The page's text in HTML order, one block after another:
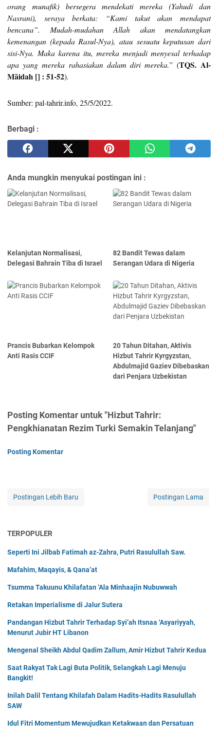
orang munafik) bersegera mendekati mereka (Yahudi dan
Nasrani), seraya berkata: “Kami takut akan mendapat
bencana”. Mudah-mudahan Allah akan mendatangkan
kemenangan (kepada Rasul-Nya), atau sesuatu keputusan dari
sisi-Nya. Maka karena itu, mereka menjadi menyesal terhadap
apa yang mereka rahasiakan dalam diri mereka.” (TQS. Al-
Māidah [] : 51-52).
Sumber: pal-tahrir.info, 25/5/2022.
Berbagi :
Anda mungkin menyukai postingan ini :
Kelanjutan Normalisasi,
Delegasi Bahrain Tiba di Israel
82 Bandit Tewas dalam
Serangan Udara di Nigeria
Prancis Bubarkan Kelompok
Anti Rasis CCIF
20 Tahun Ditahan, Aktivis
Hizbut Tahrir Kyrgyzstan,
Abdulmajid Gaziev Dibebaskan
dari Penjara Uzbekistan
Posting Komentar untuk "Hizbut Tahrir:
Pengkhianatan Rezim Turki Semakin Telanjang"
Posting Komentar
Postingan Lebih Baru Postingan Lama
TERPOPULER
Seperti Ini Jilbab Fatimah az-Zahra, Putri Rasulullah Saw.
Mafahim, Maqayis, & Qana’at
Tsumma Takuunu Khilafatan ‘Ala Minhaajin Nubuwwah
Retakan Imperialisme di Jalur Sutera
Pandangan Hizbut Tahrir Terhadap Syi’ah Itsnaa ‘Asyariyyah,
Menurut Jubir HT Libanon
Mengenal Sheikh Abdul Qadim Zallum, Amir Hizbut Tahrir Kedua
Saat Rakyat Tak Lagi Buta Politik, Selangkah Lagi Menuju
Bangkit!
Inilah Dalil Tentang Khilafah Dalam Hadits-Hadits Rasulullah
SAW
Idul Fitri Momentum Mewujudkan Ketakwaan dan Persatuan